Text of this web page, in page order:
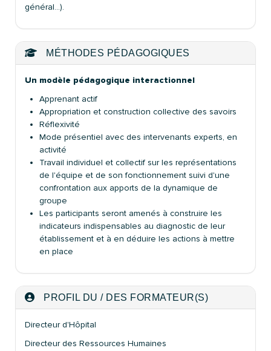
général…).
MÉTHODES PÉDAGOGIQUES
Un modèle pédagogique interactionnel
Apprenant actif
Appropriation et construction collective des savoirs
Réflexivité
Mode présentiel avec des intervenants experts, en
activité
Travail individuel et collectif sur les représentations
de l'équipe et de son fonctionnement suivi d'une
confrontation aux apports de la dynamique de
groupe
Les participants seront amenés à construire les
indicateurs indispensables au diagnostic de leur
établissement et à en déduire les actions à mettre
en place
PROFIL DU / DES FORMATEUR(S)
Directeur d'Hôpital
Directeur des Ressources Humaines